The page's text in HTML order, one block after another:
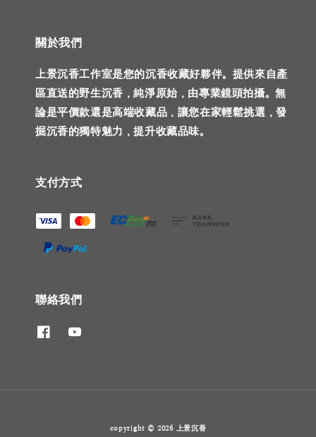
關於我們
上景沉香工作室是您的沉香收藏好夥伴。提供來自產
區直送的野生沉香，純淨原始，由專業鏡頭拍攝。無
論是平價款還是高端收藏品，讓您在家輕鬆挑選，發
掘沉香的獨特魅力，提升收藏品味。
支付方式
聯絡我們
copyright © 2026 上景沉香